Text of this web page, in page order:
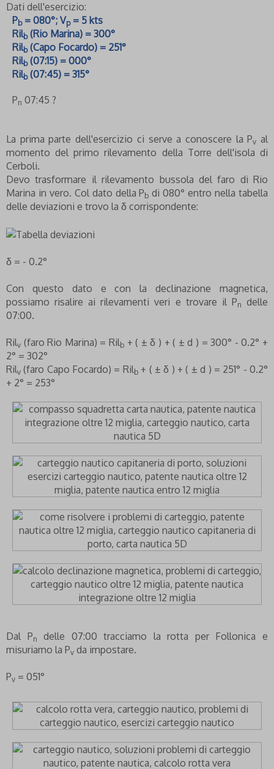
Dati dell'esercizio:
Pb= 080°; Vp= 5 kts
Rilb(Rio Marina) = 300°
Rilb(Capo Focardo) = 251°
Rilb(07:15) = 000°
Rilb(07:45) = 315°
Pn 07:45 ?
La prima parte dell'esercizio ci serve a conoscere la Pv al
momento del primo rilevamento della Torre dell'isola di
Cerboli.
Devo trasformare il rilevamento bussola del faro di Rio
Marina in vero. Col dato della P b di 080° entro nella tabella
delle deviazioni e trovo la δ corrispondente:
δ = - 0.2°
Con questo dato e con la declinazione magnetica,
possiamo risalire ai rilevamenti veri e trovare il Pn delle
07:00.
Rilv (faro Rio Marina) = Rilb + ( ± δ ) + ( ± d ) = 300° - 0.2° +
2° = 302°
Rilv (faro Capo Focardo) = Rilb+ ( ± δ ) + ( ± d ) = 251° - 0.2°
+ 2° = 253°
Dal Pn
delle 07:00 tracciamo la rotta per Follonica e
misuriamo la Pv da impostare.
Pv = 051°